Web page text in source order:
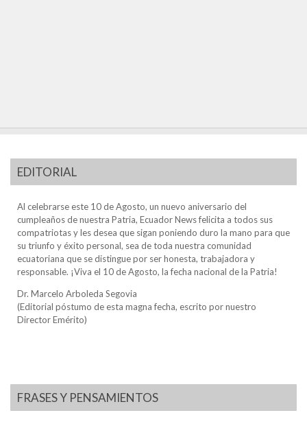
EDITORIAL
Al celebrarse este 10 de Agosto, un nuevo aniversario del
cumpleaños de nuestra Patria, Ecuador News felicita a todos sus
compatriotas y les desea que sigan poniendo duro la mano para que
su triunfo y éxito personal, sea de toda nuestra comunidad
ecuatoriana que se distingue por ser honesta, trabajadora y
responsable. ¡Viva el 10 de Agosto, la fecha nacional de la Patria!
Dr. Marcelo Arboleda Segovia
(Editorial póstumo de esta magna fecha, escrito por nuestro
Director Emérito)
FRASES Y PENSAMIENTOS